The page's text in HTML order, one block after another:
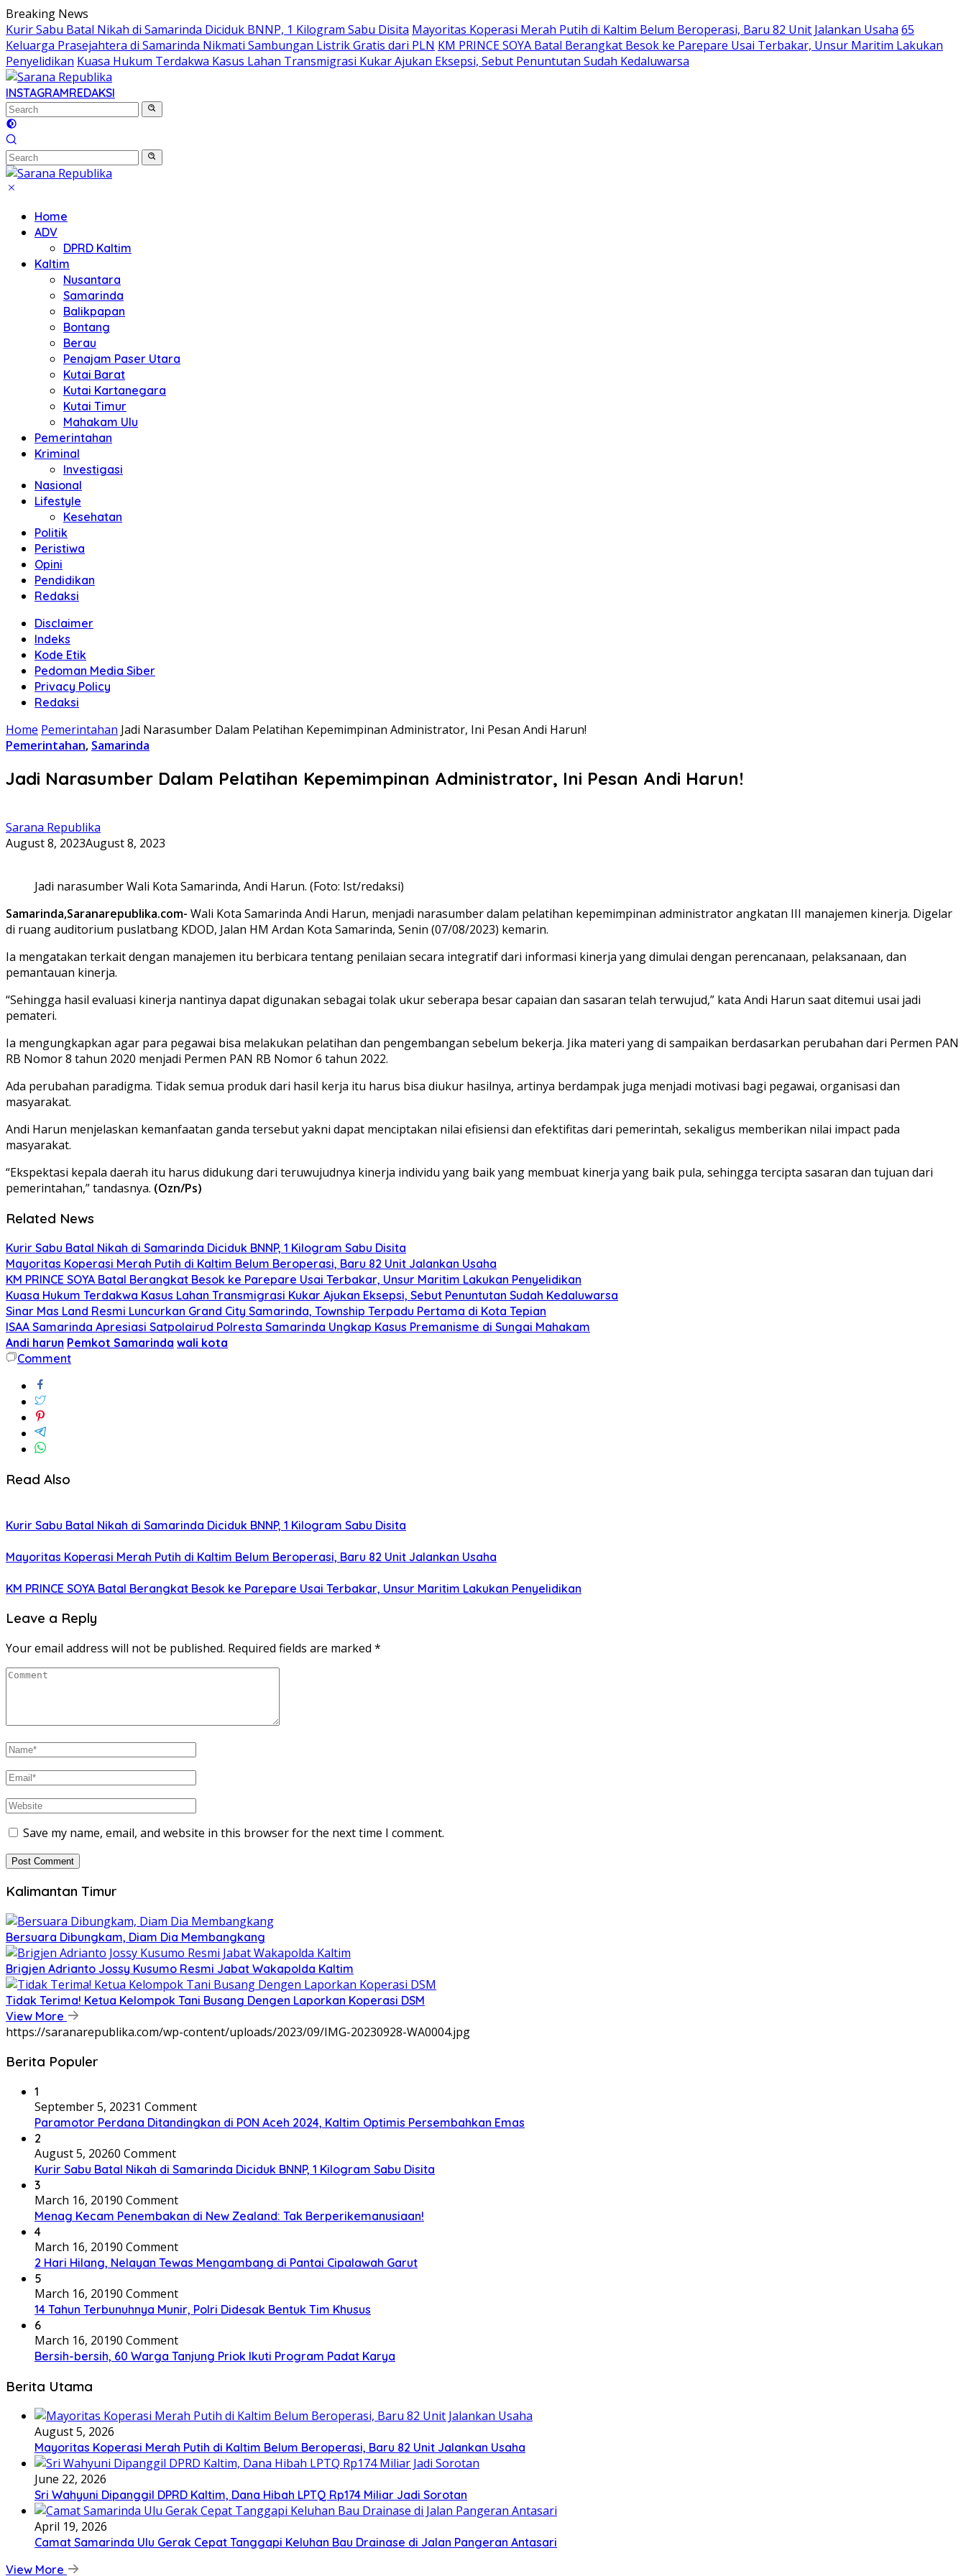
Skip
to
content
Breaking News
Kurir Sabu Batal Nikah di Samarinda Diciduk BNNP, 1 Kilogram Sabu Disita Mayoritas Koperasi Merah Putih di Kaltim Belum Beroperasi, Baru 82 Unit Jalankan Usaha 65
Keluarga Prasejahtera di Samarinda Nikmati Sambungan Listrik Gratis dari PLN KM PRINCE SOYA Batal Berangkat Besok ke Parepare Usai Terbakar, Unsur Maritim Lakukan
Penyelidikan Kuasa Hukum Terdakwa Kasus Lahan Transmigrasi Kukar Ajukan Eksepsi, Sebut Penuntutan Sudah Kedaluwarsa
INSTAGRAMREDAKSI
Home
ADV
DPRD Kaltim
Kaltim
Nusantara
Samarinda
Balikpapan
Bontang
Berau
Penajam Paser Utara
Kutai Barat
Kutai Kartanegara
Kutai Timur
Mahakam Ulu
Pemerintahan
Kriminal
Investigasi
Nasional
Lifestyle
Kesehatan
Politik
Peristiwa
Opini
Pendidikan
Redaksi
Disclaimer
Indeks
Kode Etik
Pedoman Media Siber
Privacy Policy
Redaksi
Home Pemerintahan Jadi Narasumber Dalam Pelatihan Kepemimpinan Administrator, Ini Pesan Andi Harun!
Pemerintahan, Samarinda
Jadi Narasumber Dalam Pelatihan Kepemimpinan Administrator, Ini Pesan Andi Harun!
Sarana Republika
August 8, 2023August 8, 2023
Jadi narasumber Wali Kota Samarinda, Andi Harun. (Foto: Ist/redaksi)
Samarinda,Saranarepublika.com- Wali Kota Samarinda Andi Harun, menjadi narasumber dalam pelatihan kepemimpinan administrator angkatan III manajemen kinerja. Digelar
di ruang auditorium puslatbang KDOD, Jalan HM Ardan Kota Samarinda, Senin (07/08/2023) kemarin.
Ia mengatakan terkait dengan manajemen itu berbicara tentang penilaian secara integratif dari informasi kinerja yang dimulai dengan perencanaan, pelaksanaan, dan
pemantauan kinerja.
“Sehingga hasil evaluasi kinerja nantinya dapat digunakan sebagai tolak ukur seberapa besar capaian dan sasaran telah terwujud,” kata Andi Harun saat ditemui usai jadi
pemateri.
Ia mengungkapkan agar para pegawai bisa melakukan pelatihan dan pengembangan sebelum bekerja. Jika materi yang di sampaikan berdasarkan perubahan dari Permen PAN
RB Nomor 8 tahun 2020 menjadi Permen PAN RB Nomor 6 tahun 2022.
Ada perubahan paradigma. Tidak semua produk dari hasil kerja itu harus bisa diukur hasilnya, artinya berdampak juga menjadi motivasi bagi pegawai, organisasi dan
masyarakat.
Andi Harun menjelaskan kemanfaatan ganda tersebut yakni dapat menciptakan nilai efisiensi dan efektifitas dari pemerintah, sekaligus memberikan nilai impact pada
masyarakat.
“Ekspektasi kepala daerah itu harus didukung dari teruwujudnya kinerja individu yang baik yang membuat kinerja yang baik pula, sehingga tercipta sasaran dan tujuan dari
pemerintahan,” tandasnya. (Ozn/Ps)
Related News
Kurir Sabu Batal Nikah di Samarinda Diciduk BNNP, 1 Kilogram Sabu Disita
Mayoritas Koperasi Merah Putih di Kaltim Belum Beroperasi, Baru 82 Unit Jalankan Usaha
KM PRINCE SOYA Batal Berangkat Besok ke Parepare Usai Terbakar, Unsur Maritim Lakukan Penyelidikan
Kuasa Hukum Terdakwa Kasus Lahan Transmigrasi Kukar Ajukan Eksepsi, Sebut Penuntutan Sudah Kedaluwarsa
Sinar Mas Land Resmi Luncurkan Grand City Samarinda, Township Terpadu Pertama di Kota Tepian
ISAA Samarinda Apresiasi Satpolairud Polresta Samarinda Ungkap Kasus Premanisme di Sungai Mahakam
Andi harun Pemkot Samarinda wali kota
Comment
Read Also
Kurir Sabu Batal Nikah di Samarinda Diciduk BNNP, 1 Kilogram Sabu Disita
Mayoritas Koperasi Merah Putih di Kaltim Belum Beroperasi, Baru 82 Unit Jalankan Usaha
KM PRINCE SOYA Batal Berangkat Besok ke Parepare Usai Terbakar, Unsur Maritim Lakukan Penyelidikan
Leave a Reply
Your email address will not be published. Required fields are marked *
Save my name, email, and website in this browser for the next time I comment.
Kalimantan Timur
Bersuara Dibungkam, Diam Dia Membangkang
Brigjen Adrianto Jossy Kusumo Resmi Jabat Wakapolda Kaltim
Tidak Terima! Ketua Kelompok Tani Busang Dengen Laporkan Koperasi DSM
View More
https://saranarepublika.com/wp-content/uploads/2023/09/IMG-20230928-WA0004.jpg
Berita Populer
1
September 5, 20231 Comment
Paramotor Perdana Ditandingkan di PON Aceh 2024, Kaltim Optimis Persembahkan Emas
2
August 5, 20260 Comment
Kurir Sabu Batal Nikah di Samarinda Diciduk BNNP, 1 Kilogram Sabu Disita
3
March 16, 20190 Comment
Menag Kecam Penembakan di New Zealand: Tak Berperikemanusiaan!
4
March 16, 20190 Comment
2 Hari Hilang, Nelayan Tewas Mengambang di Pantai Cipalawah Garut
5
March 16, 20190 Comment
14 Tahun Terbunuhnya Munir, Polri Didesak Bentuk Tim Khusus
6
March 16, 20190 Comment
Bersih-bersih, 60 Warga Tanjung Priok Ikuti Program Padat Karya
Berita Utama
August 5, 2026
Mayoritas Koperasi Merah Putih di Kaltim Belum Beroperasi, Baru 82 Unit Jalankan Usaha
June 22, 2026
Sri Wahyuni Dipanggil DPRD Kaltim, Dana Hibah LPTQ Rp174 Miliar Jadi Sorotan
April 19, 2026
Camat Samarinda Ulu Gerak Cepat Tanggapi Keluhan Bau Drainase di Jalan Pangeran Antasari
View More